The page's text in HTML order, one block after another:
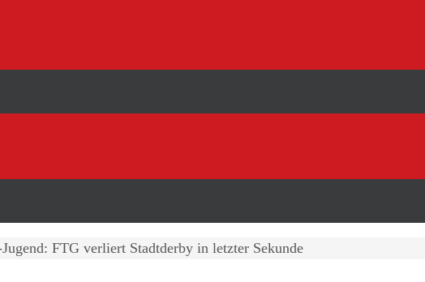
FTG verliert Stadtderby in letzter Sekunde